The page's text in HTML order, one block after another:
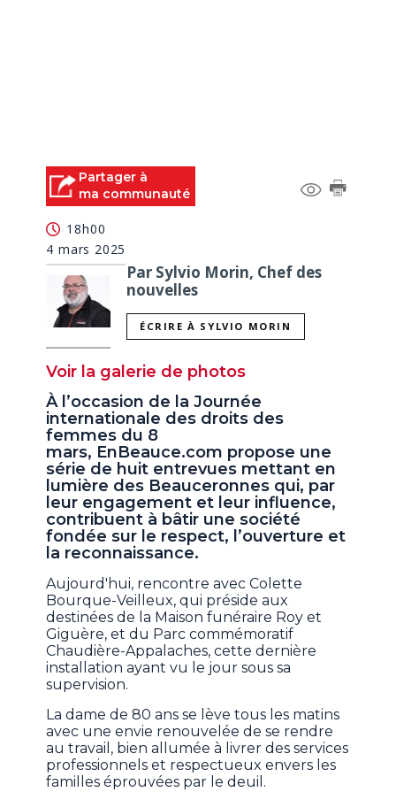
Partager à
ma communauté
18h00
4 mars 2025
Par Sylvio Morin, Chef des
nouvelles
ÉCRIRE À SYLVIO MORIN
Voir la galerie de photos
À l’occasion de la Journée
internationale des droits des
femmes du 8
mars, EnBeauce.com propose une
série de huit entrevues mettant en
lumière des Beauceronnes qui, par
leur engagement et leur influence,
contribuent à bâtir une société
fondée sur le respect, l’ouverture et
la reconnaissance.
Aujourd'hui, rencontre avec Colette
Bourque-Veilleux, qui préside aux
destinées de la Maison funéraire Roy et
Giguère, et du Parc commémoratif
Chaudière-Appalaches, cette dernière
installation ayant vu le jour sous sa
supervision.
La dame de 80 ans se lève tous les matins
avec une envie renouvelée de se rendre
au travail, bien allumée à livrer des services
professionnels et respectueux envers les
familles éprouvées par le deuil.